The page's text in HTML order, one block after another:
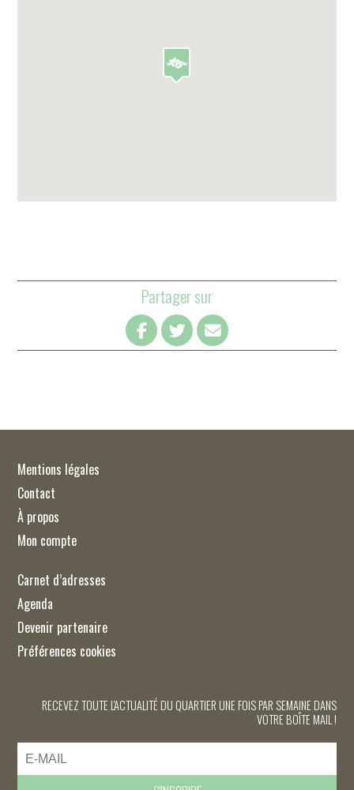
Partager sur
Mentions légales
Contact
À propos
Mon compte
Carnet d’adresses
Agenda
Devenir partenaire
Préférences cookies
RECEVEZ TOUTE L'ACTUALITÉ DU QUARTIER UNE FOIS PAR SEMAINE DANS
VOTRE BOÎTE MAIL !